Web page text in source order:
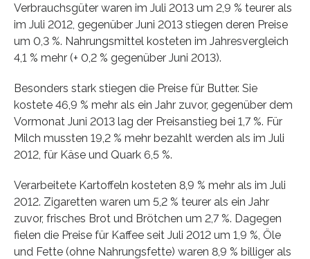
Verbrauchsgüter waren im Juli 2013 um 2,9 % teurer als
im Juli 2012, gegenüber Juni 2013 stiegen deren Preise
um 0,3 %. Nahrungsmittel kosteten im Jahresvergleich
4,1 % mehr (+ 0,2 % gegenüber Juni 2013).
Besonders stark stiegen die Preise für Butter. Sie
kostete 46,9 % mehr als ein Jahr zuvor, gegenüber dem
Vormonat Juni 2013 lag der Preisanstieg bei 1,7 %. Für
Milch mussten 19,2 % mehr bezahlt werden als im Juli
2012, für Käse und Quark 6,5 %.
Verarbeitete Kartoffeln kosteten 8,9 % mehr als im Juli
2012. Zigaretten waren um 5,2 % teurer als ein Jahr
zuvor, frisches Brot und Brötchen um 2,7 %. Dagegen
fielen die Preise für Kaffee seit Juli 2012 um 1,9 %, Öle
und Fette (ohne Nahrungsfette) waren 8,9 % billiger als